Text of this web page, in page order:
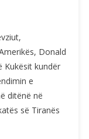
Donald
Kukësit kundër
e
ditënë në
së Tiranës